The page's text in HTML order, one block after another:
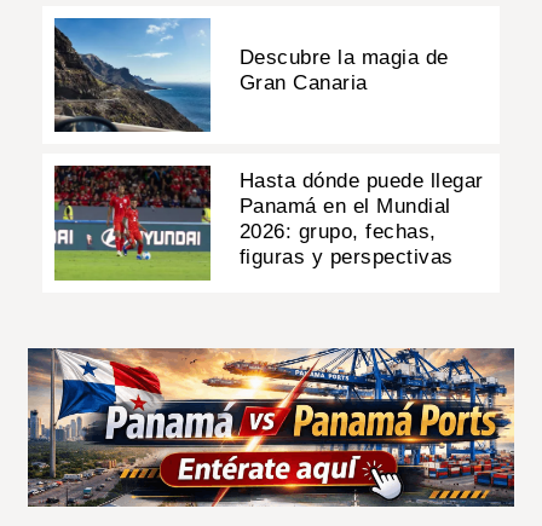
Descubre la magia de
Gran Canaria
Hasta dónde puede llegar
Panamá en el Mundial
2026: grupo, fechas,
figuras y perspectivas